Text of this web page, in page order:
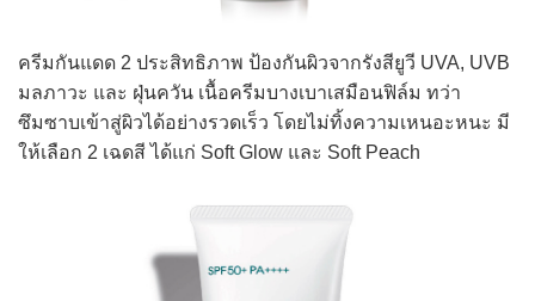
ครีมกันแดด 2 ประสิทธิภาพ ป้องกันผิวจากรังสียูวี UVA, UVB
มลภาวะ และ ฝุ่นควัน เนื้อครีมบางเบาเสมือนฟิล์ม ทว่า
ซึมซาบเข้าสู่ผิวได้อย่างรวดเร็ว โดยไม่ทิ้งความเหนอะหนะ มี
ให้เลือก 2 เฉดสี ได้แก่ Soft Glow และ Soft Peach